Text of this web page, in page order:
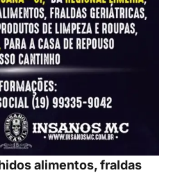
alimentos, fraldas